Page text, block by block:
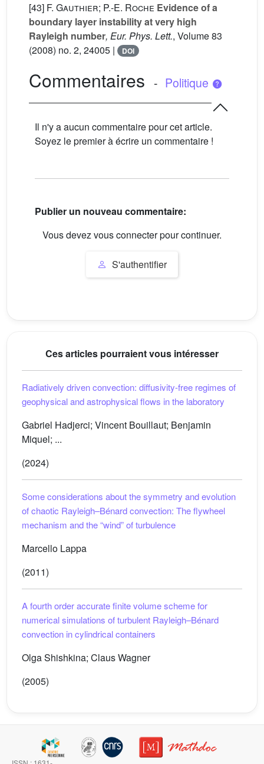
[43] F. Gauthier; P.-E. Roche Evidence of a
boundary layer instability at very high
Rayleigh number, Eur. Phys. Lett., Volume 83
(2008) no. 2, 24005 |
DOI
Commentaires - Politique
Il n'y a aucun commentaire pour cet article.
Soyez le premier à écrire un commentaire !
Publier un nouveau commentaire:
Vous devez vous connecter pour continuer.
S'authentifier
Ces articles pourraient vous intéresser
Radiatively driven convection: diffusivity-free regimes of
geophysical and astrophysical flows in the laboratory
Gabriel Hadjerci; Vincent Bouillaut; Benjamin
Miquel; ...
(2024)
Some considerations about the symmetry and evolution
of chaotic Rayleigh–Bénard convection: The flywheel
mechanism and the “wind” of turbulence
Marcello Lappa
(2011)
A fourth order accurate finite volume scheme for
numerical simulations of turbulent Rayleigh–Bénard
convection in cylindrical containers
Olga Shishkina; Claus Wagner
(2005)